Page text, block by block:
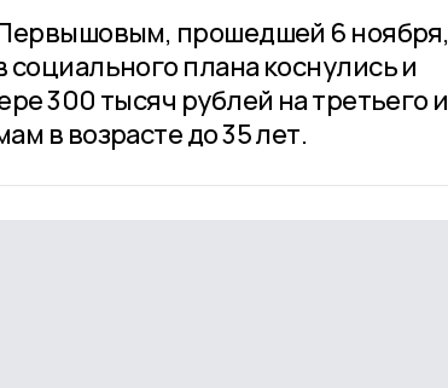
прошедшей 6 ноября,
плана коснулись и
300 тысяч рублей на третьего и
в возрасте до 35 лет.